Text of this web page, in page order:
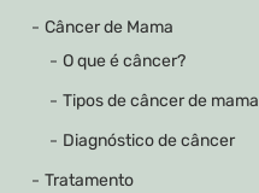
Câncer de Mama
O que é câncer?
Tipos de câncer de mama
Diagnóstico de câncer
Tratamento